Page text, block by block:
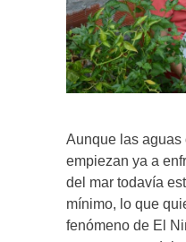
Aunque las
empiezan ya a
del mar todavía
mínimo, lo que
fenómeno de El